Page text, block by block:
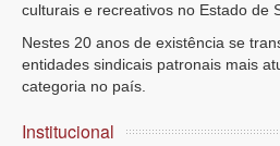
culturais e recreativos no Estado de
Nestes 20 anos de existência se
entidades sindicais patronais mais
categoria no país.
Institucional